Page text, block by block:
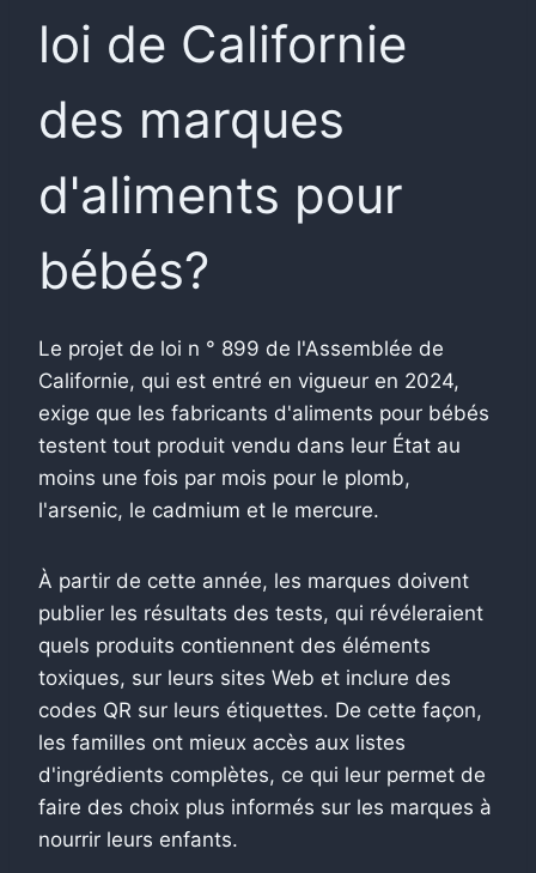
loi de Californie
des marques
d'aliments pour
bébés?
Le projet de loi n ° 899 de l'Assemblée de
Californie, qui est entré en vigueur en 2024,
exige que les fabricants d'aliments pour bébés
testent tout produit vendu dans leur État au
moins une fois par mois pour le plomb,
l'arsenic, le cadmium et le mercure.
À partir de cette année, les marques doivent
publier les résultats des tests, qui révéleraient
quels produits contiennent des éléments
toxiques, sur leurs sites Web et inclure des
codes QR sur leurs étiquettes. De cette façon,
les familles ont mieux accès aux listes
d'ingrédients complètes, ce qui leur permet de
faire des choix plus informés sur les marques à
nourrir leurs enfants.